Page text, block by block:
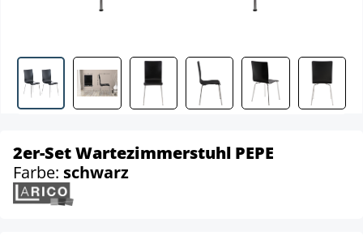
2er-Set Wartezimmerstuhl PEPE
Farbe: schwarz